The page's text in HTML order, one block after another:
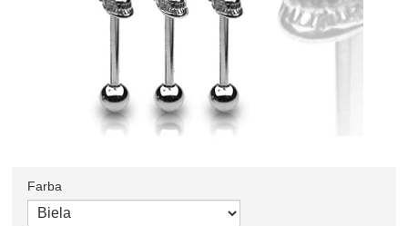
Zvoľte variant
Farba